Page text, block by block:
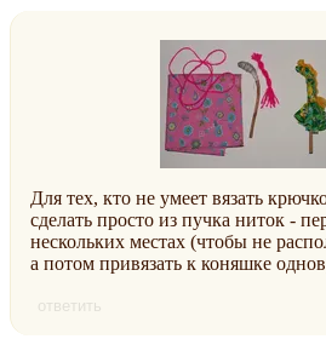
Для тех, кто не умеет вязать
сделать просто из пучка ниток -
нескольких местах (чтобы не
а потом привязать к коняшке
ответить